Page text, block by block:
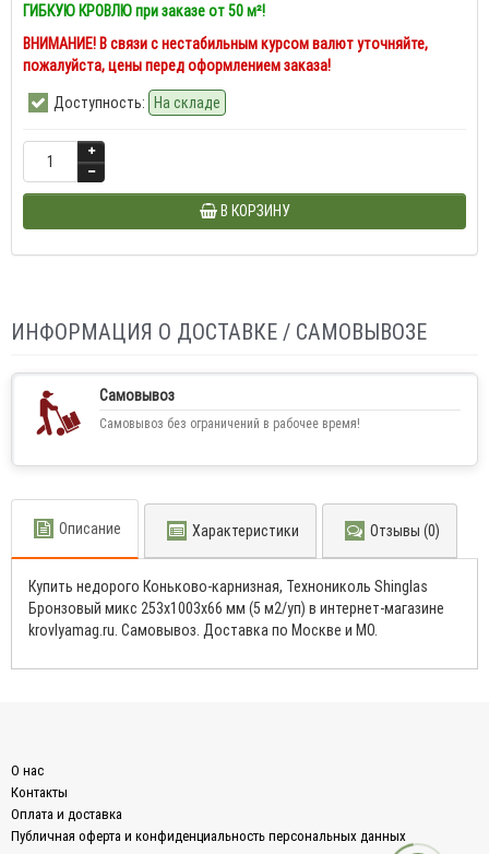
ГИБКУЮ КРОВЛЮ при заказе от 50 м²!
ВНИМАНИЕ! В связи с нестабильным курсом валют уточняйте,
пожалуйста, цены перед оформлением заказа!
Доступность: На складе
В КОРЗИНУ
ИНФОРМАЦИЯ О ДОСТАВКЕ / САМОВЫВОЗЕ
Самовывоз
Самовывоз без ограничений в рабочее время!
Описание Характеристики Отзывы (0)
Купить недорого Коньково-карнизная, Технониколь Shinglas
Бронзовый микс 253x1003x66 мм (5 м2/уп) в интернет-магазине
krovlyamag.ru. Самовывоз. Доставка по Москве и МО.
О нас
Контакты
Оплата и доставка
Публичная оферта и конфиденциальность персональных данных